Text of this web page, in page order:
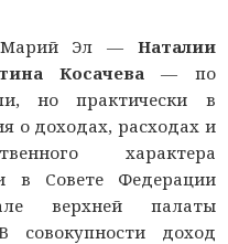
Марий Эл — Наталии
Косачева — по
но практически в
о доходах, расходах и
характера
в Совете Федерации
верхней палаты
совокупности доход